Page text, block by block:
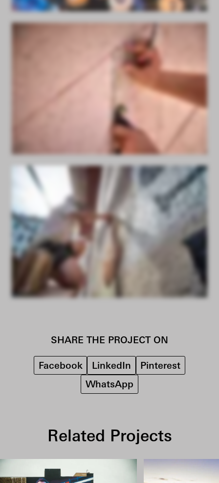
SHARE THE PROJECT ON
Facebook LinkedIn Pinterest
WhatsApp
Related Projects